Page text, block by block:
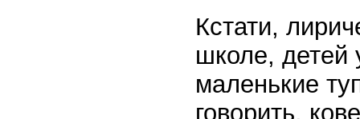
Кстати,
школе, детей
маленькие
говорить,